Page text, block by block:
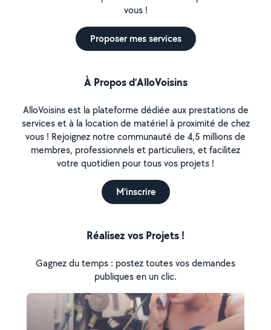
vous !
Proposer mes services
À Propos d’AlloVoisins
AlloVoisins est la plateforme dédiée aux prestations de
services et à la location de matériel à proximité de chez
vous ! Rejoignez notre communauté de 4,5 millions de
membres, professionnels et particuliers, et facilitez
votre quotidien pour tous vos projets !
M'inscrire
Réalisez vos Projets !
Gagnez du temps : postez toutes vos demandes
publiques en un clic.